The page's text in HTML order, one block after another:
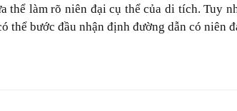
thể làm rõ niên đại cụ thể của di tích. Tuy
thể bước đầu nhận định đường dẫn có